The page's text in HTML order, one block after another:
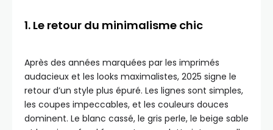
1. Le retour du minimalisme chic
Après des années marquées par les imprimés
audacieux et les looks maximalistes, 2025 signe le
retour d’un style plus épuré. Les lignes sont simples,
les coupes impeccables, et les couleurs douces
dominent. Le blanc cassé, le gris perle, le beige sable